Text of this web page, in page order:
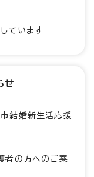
ています
せ
結婚新生活応援
者の方へのご案